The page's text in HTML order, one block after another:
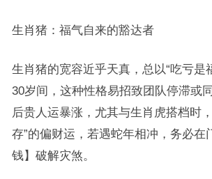
生肖猪：福气自来的豁达者
生肖猪的宽容近乎天真，总以“吃亏是
30岁间，这种性格易招致团队停滞或
后贵人运暴涨，尤其与生肖虎搭档时
存”的偏财运，若遇蛇年相冲，务必在
钱】破解灾煞。